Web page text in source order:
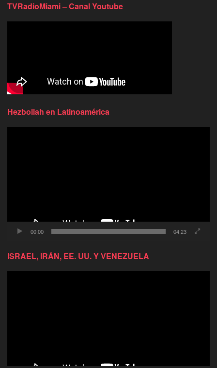
TVRadioMiami – Canal Youtube
Hezbollah en Latinoamérica
00:00 04:23
ISRAEL, IRÁN, EE. UU. Y VENEZUELA